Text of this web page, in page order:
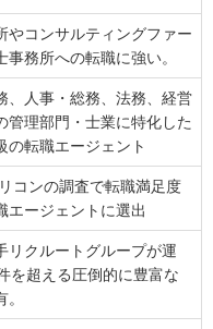
い転職先の特徴
しない！公認会計士
やコンサルティングファー
事務所への転職に強い。
、人事・総務、法務、経営
管理部門・士業に特化した
の転職エージェント
コンの調査で転職満足度
エージェントに選出
リクルートグループが運
を超える圧倒的に豊富な